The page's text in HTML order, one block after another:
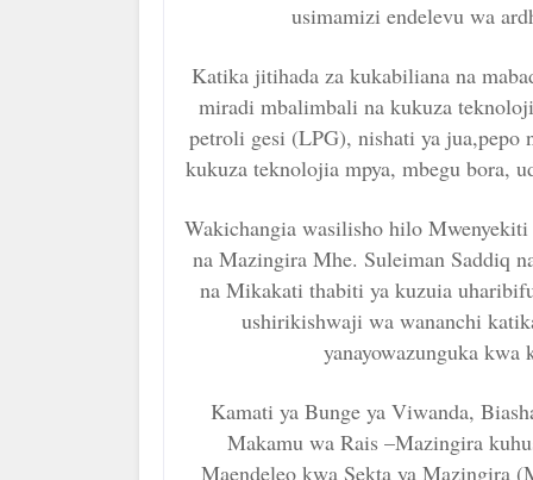
usimamizi endelevu wa
Katika jitihada za kukabiliana na
miradi mbalimbali na kukuza
petroli gesi (LPG), nishati ya jua,pepo
kukuza teknolojia mpya, mbegu bora,
Wakichangia wasilisho hilo
na Mazingira Mhe. Suleiman Saddiq
na Mikakati thabiti ya kuzuia
ushirikishwaji wa wananchi
yanayowazunguka
Kamati ya Bunge ya Viwanda,
Makamu wa Rais –Mazingira
Maendeleo kwa Sekta ya Mazingira